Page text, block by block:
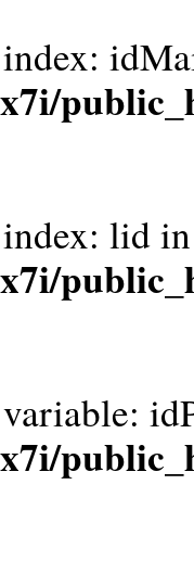
lid in